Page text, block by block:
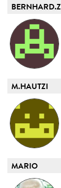
M.HAUTZI
MARIO